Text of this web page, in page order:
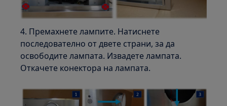
4. Премахнете лампите. Натиснете
последователно от двете страни, за да
освободите лампата. Извадете лампата.
Откачете конектора на лампата.